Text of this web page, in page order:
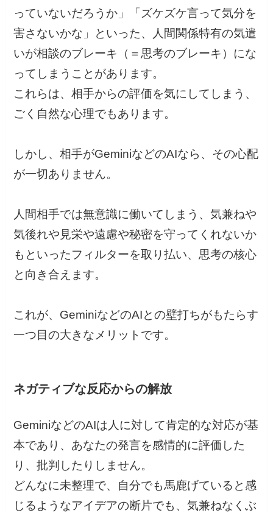
っていないだろうか」「ズケズケ言って気分を
害さないかな」といった、人間関係特有の気遣
いが相談のブレーキ（＝思考のブレーキ）にな
ってしまうことがあります。
これらは、相手からの評価を気にしてしまう、
ごく自然な心理でもあります。
しかし、相手がGeminiなどのAIなら、その心配
が一切ありません。
人間相手では無意識に働いてしまう、気兼ねや
気後れや見栄や遠慮や秘密を守ってくれないか
もといったフィルターを取り払い、思考の核心
と向き合えます。
これが、GeminiなどのAIとの壁打ちがもたらす
一つ目の大きなメリットです。
ネガティブな反応からの解放
GeminiなどのAIは人に対して肯定的な対応が基
本であり、あなたの発言を感情的に評価した
り、批判したりしません。
どんなに未整理で、自分でも馬鹿げていると感
じるようなアイデアの断片でも、気兼ねなくぶ